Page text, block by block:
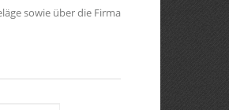
sowie über die Firma